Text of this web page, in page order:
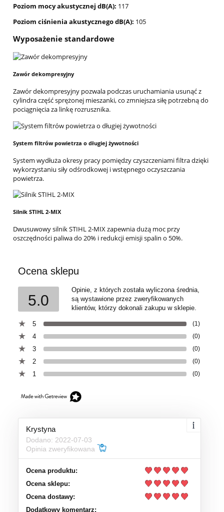
Poziom mocy akustycznej dB(A): 117
Poziom ciśnienia akustycznego dB(A): 105
Wyposażenie standardowe
Zawór dekompresyjny
Zawór dekompresyjny pozwala podczas uruchamiania usunąć z
cylindra część sprężonej mieszanki, co zmniejsza siłę potrzebną do
pociągnięcia za linkę rozrusznika.
System filtrów powietrza o długiej żywotności
System wydłuża okresy pracy pomiędzy czyszczeniami filtra dzięki
wykorzystaniu siły odśrodkowej i wstępnego oczyszczania
powietrza.
Silnik STIHL 2-MIX
Dwusuwowy silnik STIHL 2-MIX zapewnia dużą moc przy
oszczędności paliwa do 20% i redukcji emisji spalin o 50%.
Ocena sklepu
5.0
Opinie, z których została wyliczona średnia,
są wystawione przez zweryfikowanych
klientów, którzy dokonali zakupu w sklepie.
5 (1)
4 (0)
3 (0)
2 (0)
1 (0)
Krystyna
Dodano: 2022-07-03
Opinia zweryfikowana
Ocena produktu:
Ocena sklepu:
Ocena dostawy:
Dodatkowy komentarz: